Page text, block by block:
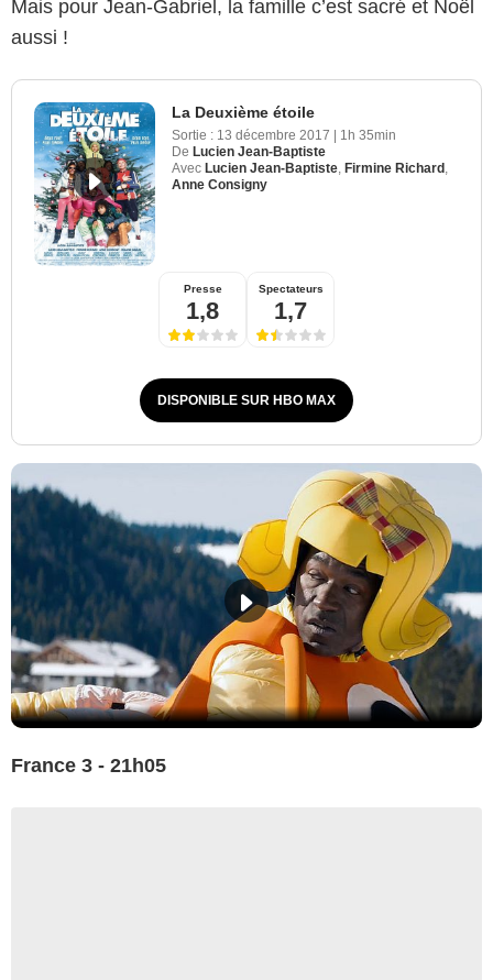
Mais pour Jean-Gabriel, la famille c’est sacré et Noël
aussi !
La Deuxième étoile
Sortie : 13 décembre 2017
1h 35min
De Lucien Jean-Baptiste
Avec Lucien Jean-Baptiste, Firmine Richard ,
Anne Consigny
Presse
1,8
Spectateurs
1,7
DISPONIBLE SUR HBO MAX
France 3 - 21h05